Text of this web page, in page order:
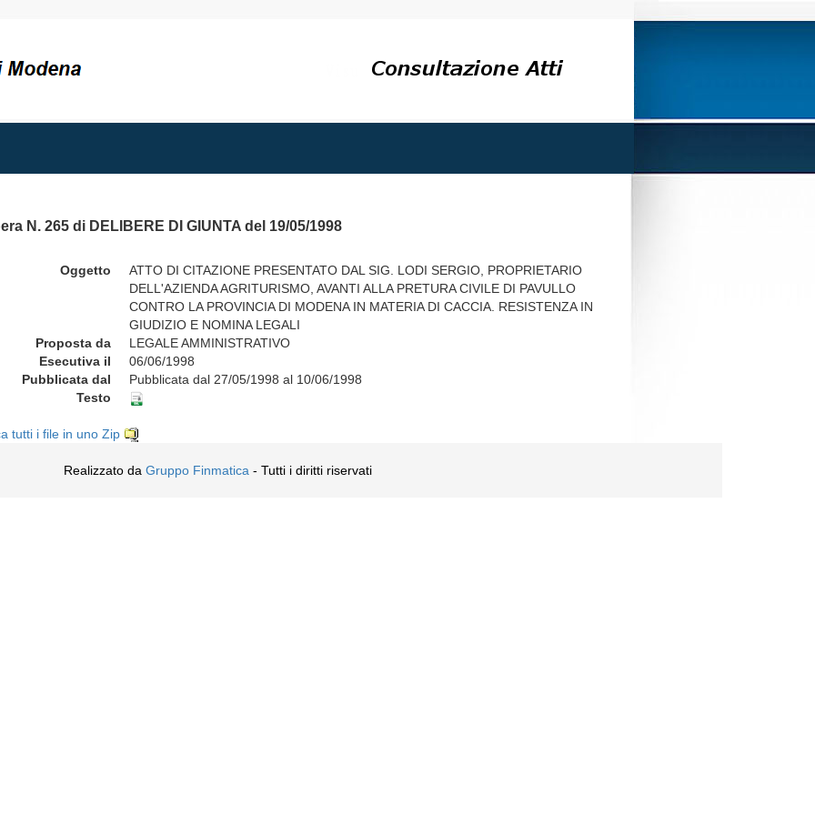
N. 265 di DELIBERE DI GIUNTA del 19/05/1998
Oggetto
ATTO DI CITAZIONE PRESENTATO DAL SIG. LODI SERGIO, PROPRIETARIO
DELL'AZIENDA AGRITURISMO, AVANTI ALLA PRETURA CIVILE DI PAVULLO
CONTRO LA PROVINCIA DI MODENA IN MATERIA DI CACCIA. RESISTENZA IN
GIUDIZIO E NOMINA LEGALI
Proposta da
LEGALE AMMINISTRATIVO
Esecutiva il
06/06/1998
Pubblicata dal
Pubblicata dal 27/05/1998 al 10/06/1998
Testo
tutti i file in uno Zip
Realizzato da Gruppo Finmatica - Tutti i diritti riservati